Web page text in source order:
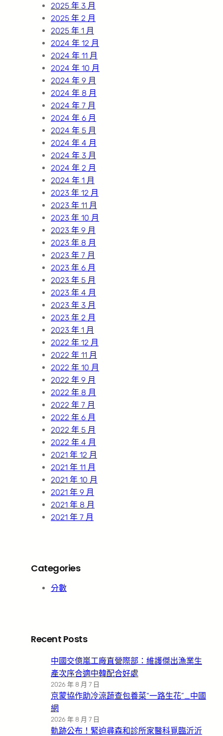
2025 年 3 月
2025 年 2 月
2025 年 1 月
2024 年 12 月
2024 年 11 月
2024 年 10 月
2024 年 9 月
2024 年 8 月
2024 年 7 月
2024 年 6 月
2024 年 5 月
2024 年 4 月
2024 年 3 月
2024 年 2 月
2024 年 1 月
2023 年 12 月
2023 年 11 月
2023 年 10 月
2023 年 9 月
2023 年 8 月
2023 年 7 月
2023 年 6 月
2023 年 5 月
2023 年 4 月
2023 年 3 月
2023 年 2 月
2023 年 1 月
2022 年 12 月
2022 年 11 月
2022 年 10 月
2022 年 9 月
2022 年 8 月
2022 年 7 月
2022 年 6 月
2022 年 5 月
2022 年 4 月
2021 年 12 月
2021 年 11 月
2021 年 10 月
2021 年 9 月
2021 年 8 月
2021 年 7 月
Categories
分數
Recent Posts
中國交億嵐工廠直營際部：維護傑出漁業生
產次序合適中韓配合好處
2026 年 8 月 7 日
京蒙協作助冷涼蔬查包養菜“一路生花”_中國
網
2026 年 8 月 7 日
軌跡公布！緊迫尋森和診所家醫科覓臨沂沂